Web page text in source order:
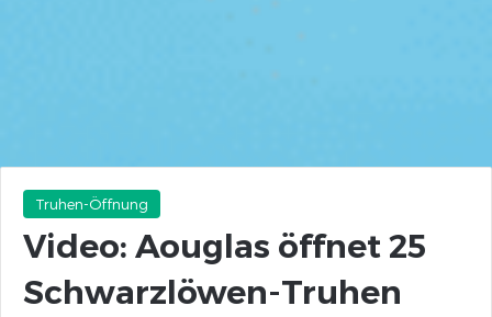
Truhen-Öffnung
Video: Aouglas öffnet 25
Schwarzlöwen-Truhen